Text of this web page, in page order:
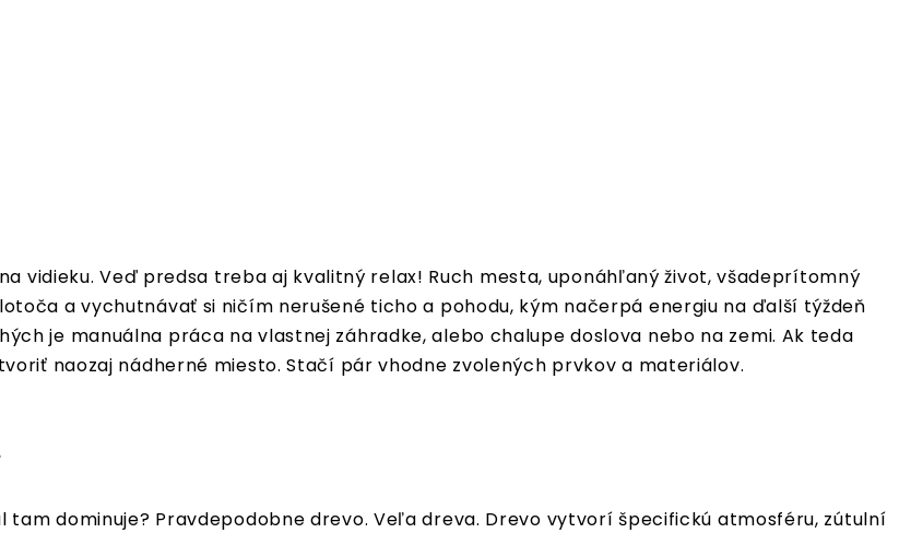
vidieku. Veď predsa treba aj kvalitný relax! Ruch mesta, uponáhľaný život, všadeprítomný
a vychutnávať si ničím nerušené ticho a pohodu, kým načerpá energiu na ďalší týždeň
je manuálna práca na vlastnej záhradke, alebo chalupe doslova nebo na zemi. Ak teda
naozaj nádherné miesto. Stačí pár vhodne zvolených prvkov a materiálov.
dominuje? Pravdepodobne drevo. Veľa dreva. Drevo vytvorí špecifickú atmosféru, zútulní